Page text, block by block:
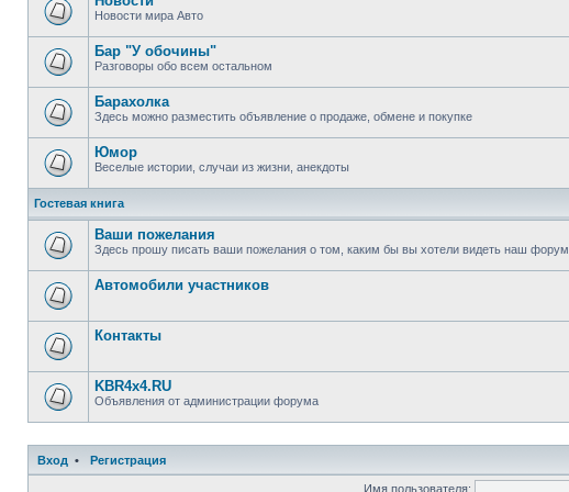
Новости мира Авто
Бар "У обочины"
Разговоры обо всем остальном
Барахолка
Здесь можно разместить объявление о продаже, обмене и покупке
Юмор
Веселые истории, случаи из жизни, анекдоты
Гостевая книга
Ваши пожелания
Здесь прошу писать ваши пожелания о том, каким бы вы хотели видеть наш форум
Автомобили участников
Контакты
KBR4x4.RU
Объявления от администрации форума
Вход • Регистрация
Имя пользователя: